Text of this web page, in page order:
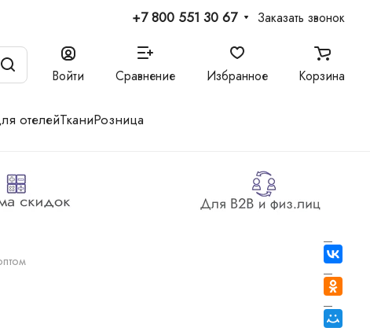
+7 800 551 30 67 Заказать звонок
Войти Сравнение Избранное Корзина
отелейТканиРозница